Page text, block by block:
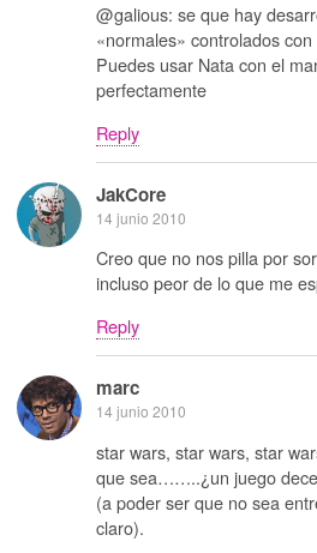
@galious: se que hay
«normales» controlados
Puedes usar Nata con el
perfectamente
Reply
JakCore
14 junio 2010
Creo que no nos pilla por
incluso peor de lo que me
Reply
marc
14 junio 2010
star wars, star wars, star
que sea……..¿un juego
(a poder ser que no sea
claro).